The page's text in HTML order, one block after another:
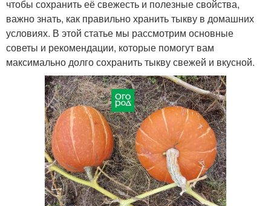
чтобы сохранить её свежесть и полезные свойства,
важно знать, как правильно хранить тыкву в домашних
условиях. В этой статье мы рассмотрим основные
советы и рекомендации, которые помогут вам
максимально долго сохранить тыкву свежей и вкусной.